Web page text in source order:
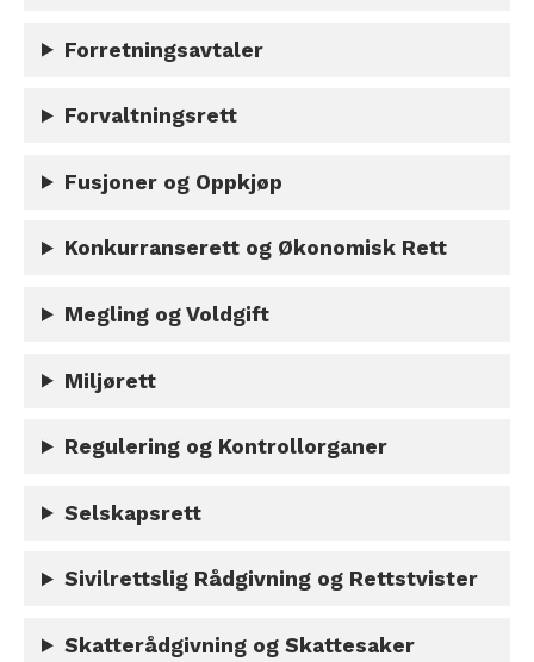
Forretningsavtaler
Forvaltningsrett
Fusjoner og Oppkjøp
Konkurranserett og Økonomisk Rett
Megling og Voldgift
Miljørett
Regulering og Kontrollorganer
Selskapsrett
Sivilrettslig Rådgivning og Rettstvister
Skatterådgivning og Skattesaker